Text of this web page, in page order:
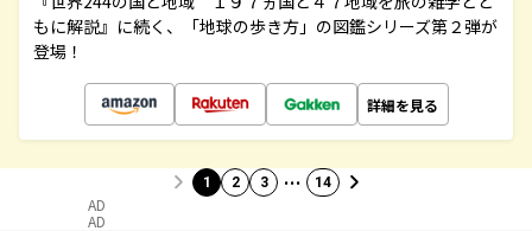
もに解説』に続く、「地球の歩き方」の図鑑シリーズ第２弾が
登場！
詳細を見る
1 2 3 … 14
AD
AD